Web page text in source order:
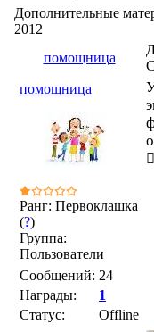
Дополнительные
2012
помощница
помощница
Ранг: Первоклашка
(?)
Группа:
Пользователи
Сообщений: 24
Награды:
1
Статус:
Offline